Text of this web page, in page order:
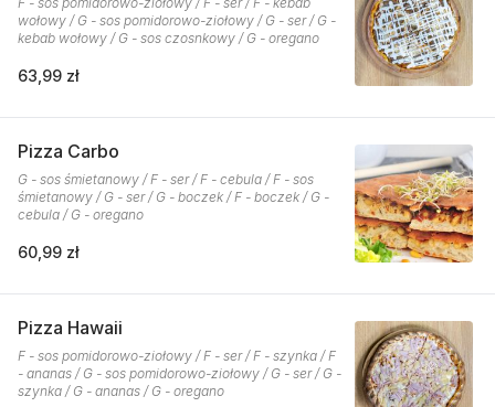
wołowy / G - sos pomidorowo-ziołowy / G - ser / G -
kebab wołowy / G - sos czosnkowy / G - oregano
63,99 zł
Pizza Carbo
G - sos śmietanowy / F - ser / F - cebula / F - sos
śmietanowy / G - ser / G - boczek / F - boczek / G -
cebula / G - oregano
60,99 zł
Pizza Hawaii
F - sos pomidorowo-ziołowy / F - ser / F - szynka / F
- ananas / G - sos pomidorowo-ziołowy / G - ser / G -
szynka / G - ananas / G - oregano